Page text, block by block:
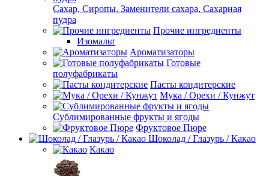
Сахар, Сиропы, Заменители сахара, Сахарная
пудра
Прочие ингредиенты
Изомальт
Ароматизаторы
Готовые
полуфабрикаты
Пасты кондитерские
Мука / Орехи / Кунжут
Сублимированные фрукты и ягоды
Фруктовое Пюре
Шоколад / Глазурь / Какао
Какао